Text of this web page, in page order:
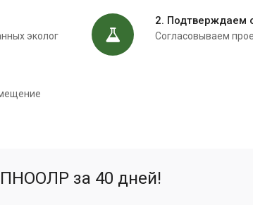
эколог
2. Подтверждаем
Согласовываем
за 40 дней!